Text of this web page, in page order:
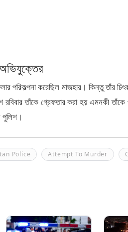
পরিকল্পনা করেছিল মাজহার। কিন্তু তাঁর
রবিবার তাঁকে গ্রেফতার করা হয় এমনকী
পুলিশ।
Police Attempt To Murder